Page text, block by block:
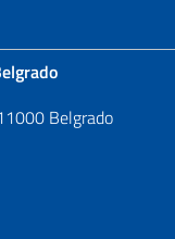
Belgrado